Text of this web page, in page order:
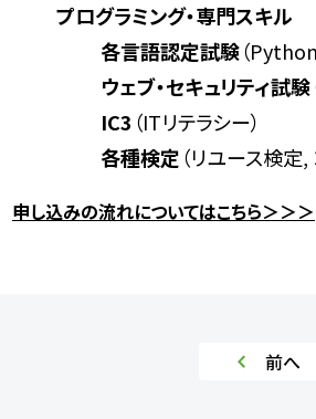
プログラミング・専門スキル
各言語認定試験（
ウェブ・セキュリティ試験
IC3 （ITリテラシー）
各種検定（リユース検定
申し込みの流れについてはこちら＞＞＞
前へ